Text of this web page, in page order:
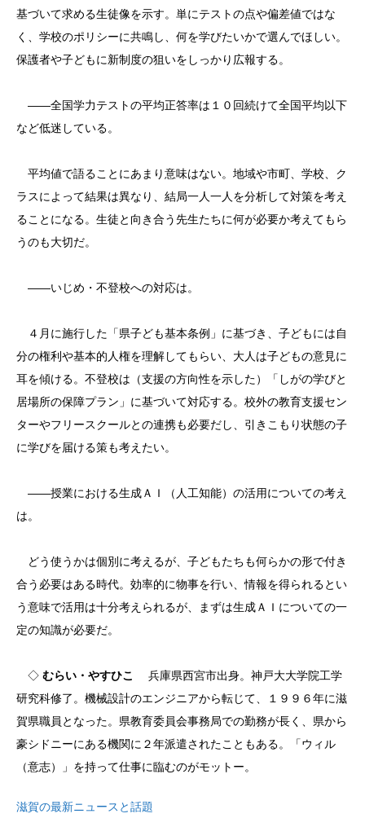
基づいて求める生徒像を示す。単にテストの点や偏差値ではな
く、学校のポリシーに共鳴し、何を学びたいかで選んでほしい。
保護者や子どもに新制度の狙いをしっかり広報する。
――全国学力テストの平均正答率は１０回続けて全国平均以下
など低迷している。
平均値で語ることにあまり意味はない。地域や市町、学校、ク
ラスによって結果は異なり、結局一人一人を分析して対策を考え
ることになる。生徒と向き合う先生たちに何が必要か考えてもら
うのも大切だ。
――いじめ・不登校への対応は。
４月に施行した「県子ども基本条例」に基づき、子どもには自
分の権利や基本的人権を理解してもらい、大人は子どもの意見に
耳を傾ける。不登校は（支援の方向性を示した）「しがの学びと
居場所の保障プラン」に基づいて対応する。校外の教育支援セン
ターやフリースクールとの連携も必要だし、引きこもり状態の子
に学びを届ける策も考えたい。
――授業における生成ＡＩ（人工知能）の活用についての考え
は。
どう使うかは個別に考えるが、子どもたちも何らかの形で付き
合う必要はある時代。効率的に物事を行い、情報を得られるとい
う意味で活用は十分考えられるが、まずは生成ＡＩについての一
定の知識が必要だ。
◇ むらい・やすひこ
兵庫県西宮市出身。神戸大大学院工学
研究科修了。機械設計のエンジニアから転じて、１９９６年に滋
賀県職員となった。県教育委員会事務局での勤務が長く、県から
豪シドニーにある機関に２年派遣されたこともある。「ウィル
（意志）」を持って仕事に臨むのがモットー。
滋賀の最新ニュースと話題